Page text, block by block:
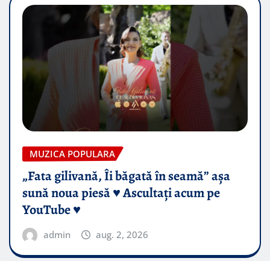
MUZICA POPULARA
„Fata gilivană, Îi băgată în seamă” așa
sună noua piesă ♥️ Ascultați acum pe
YouTube ♥️
admin aug. 2, 2026